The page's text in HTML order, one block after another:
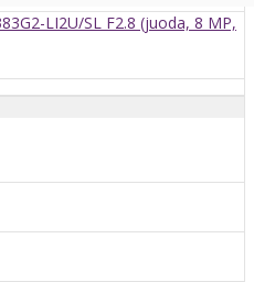
LI2U/SL F2.8 (juoda, 8 MP,